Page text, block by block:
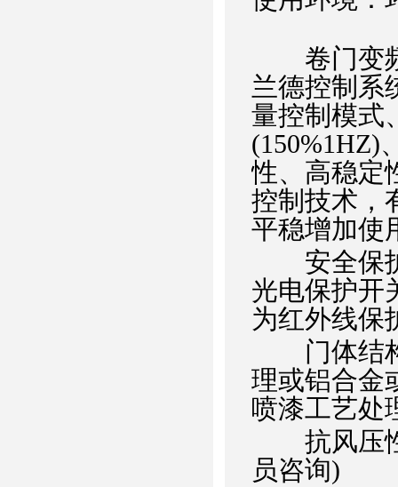
卷门变频
兰德控制系
量控制模式
(150%1HZ)
性、高稳定
控制技术，
平稳增加使
安全保护
光电保护开
为红外线保
门体结构
理或铝合金
喷漆工艺处
抗风压性
员咨询)